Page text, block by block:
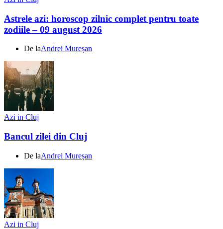
Astrele azi: horoscop zilnic complet pentru toate
zodiile – 09 august 2026
De laAndrei Mureșan
Azi in Cluj
Bancul zilei din Cluj
De laAndrei Mureșan
Azi in Cluj